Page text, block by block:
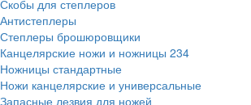
Скобы для степлеров
Антистеплеры
Степлеры брошюровщики
Канцелярские ножи и ножницы 234
Ножницы стандартные
Ножи канцелярские и универсальные
Запасные лезвия для ножей